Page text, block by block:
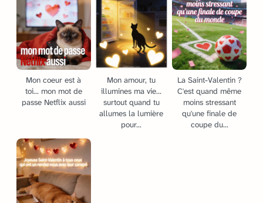
Mon coeur est à
toi... mon mot de
passe Netflix aussi
Mon amour, tu
illumines ma vie...
surtout quand tu
allumes la lumière
pour...
La Saint-Valentin ?
C'est quand même
moins stressant
qu'une finale de
coupe du...